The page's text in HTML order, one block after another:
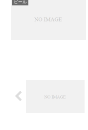
ビール